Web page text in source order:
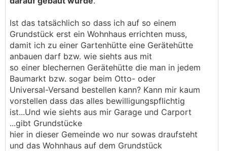
Ist das tatsächlich so dass ich auf so einem
Grundstück erst ein Wohnhaus errichten muss,
damit ich zu einer Gartenhütte eine Gerätehütte
anbauen darf bzw. wie siehts aus mit
so einer blechernen Gerätehütte die man in jedem
Baumarkt bzw. sogar beim Otto- oder
Universal-Versand bestellen kann? Kann mir kaum
vorstellen dass das alles bewilligungspflichtig
ist...Und wie siehts aus mir Garage und Carport
...gibt Grundstücke
hier in dieser Gemeinde wo nur sowas draufsteht
und das Wohnhaus auf dem Grundstück